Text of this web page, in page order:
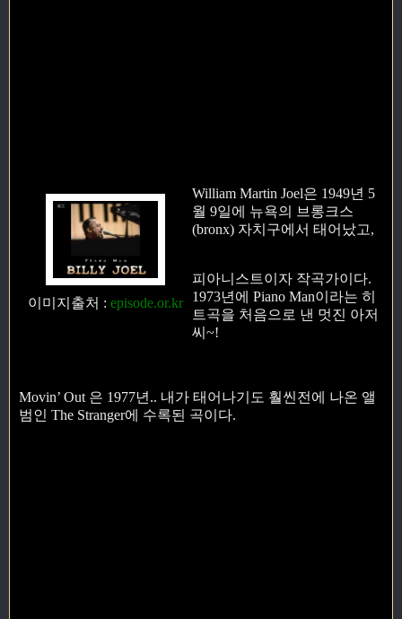
이미지출처 : episode.or.kr
William Martin Joel은 1949년 5
월 9일에 뉴욕의 브롱크스
(bronx) 자치구에서 태어났고,
피아니스트이자 작곡가이다.
1973년에 Piano Man이라는 히
트곡을 처음으로 낸 멋진 아저
씨~!
Movin’ Out 은 1977년.. 내가 태어나기도 훨씬전에 나온 앨
범인 The Stranger에 수록된 곡이다.